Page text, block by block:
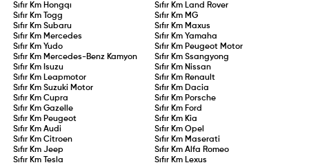
Sıfır Km Hongqı Sıfır Km Land Rover
Sıfır Km
Togg Sıfır Km MG
Sıfır KmSubaru Sıfır Km Maxus
Sıfır Km Mercedes Sıfır Km Yamaha
Sıfır KmYudo Sıfır Km Peugeot Motor
Sıfır Km Mercedes-Benz Kamyon Sıfır Km Ssangyong
Sıfır Km Isuzu Sıfır Km Nissan
Sıfır Km Leapmotor Sıfır Km Renault
Sıfır KmSuzuki Motor Sıfır Km Dacia
Sıfır KmCupra Sıfır Km Porsche
Sıfır KmGazelle Sıfır Km Ford
Sıfır Km Peugeot Sıfır Km Kia
Sıfır KmAudi Sıfır Km Opel
Sıfır KmCitroen Sıfır Km Maserati
Sıfır KmJeep Sıfır Km Alfa Romeo
Sıfır Km
Tesla Sıfır Km Lexus